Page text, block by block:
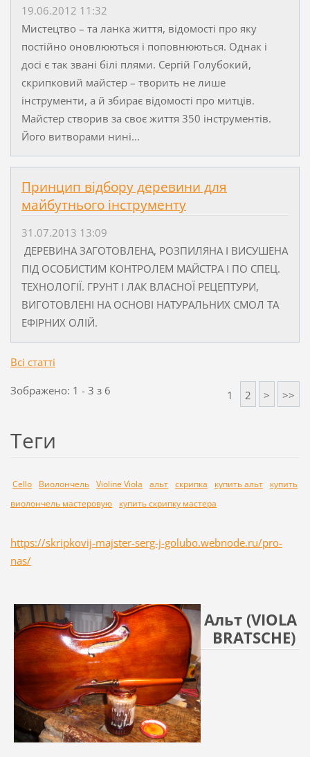
19.06.2012 11:32
Мистецтво – та ланка життя, відомості про яку
постійно оновлюються і поповнюються. Однак і
досі є так звані білі плями. Сергій Голубокий,
скрипковий майстер – творить не лише
інструменти, а й збирає відомості про митців.
Майстер створив за своє життя 350 інструментів.
Його витворами нині...
Принцип відбору деревини для
майбутнього інструменту
31.07.2013 13:09
ДЕРЕВИНА ЗАГОТОВЛЕНА, РОЗПИЛЯНА І ВИСУШЕНА
ПІД ОСОБИСТИМ КОНТРОЛЕМ МАЙСТРА І ПО СПЕЦ.
ТЕХНОЛОГІЇ. ГРУНТ І ЛАК ВЛАСНОЇ РЕЦЕПТУРИ,
ВИГОТОВЛЕНІ НА ОСНОВІ НАТУРАЛЬНИХ СМОЛ ТА
ЕФІРНИХ ОЛІЙ.
Всі статті
Зображено: 1 - 3 з 6 1 2 > >>
Теги
Cello Виолончель Violine Viola альт скрипка купить альт
купить
виолончель мастеровую
купить скрипку мастера
https://skripkovij-majster-serg-j-golubo.webnode.ru/pro-
nas/
Альт (VIOLA
BRATSCHE)